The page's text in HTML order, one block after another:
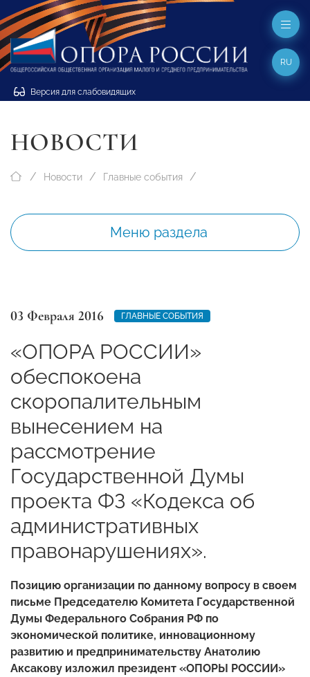
Версия для слабовидящих
RU
НОВОСТИ
Новости Главные события
Меню раздела
03 Февраля 2016 ГЛАВНЫЕ СОБЫТИЯ
«ОПОРА РОССИИ»
обеспокоена
скоропалительным
вынесением на
рассмотрение
Государственной Думы
проекта ФЗ «Кодекса об
административных
правонарушениях».
Позицию организации по данному вопросу в своем
письме Председателю Комитета Государственной
Думы Федерального Собрания РФ по
экономической политике, инновационному
развитию и предпринимательству Анатолию
Аксакову изложил президент «ОПОРЫ РОССИИ»